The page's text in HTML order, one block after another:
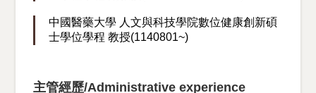
中國醫藥大學 人文與科技學院數位健康創新碩
士學位學程 教授(1140801~)
主管經歷/Administrative experience